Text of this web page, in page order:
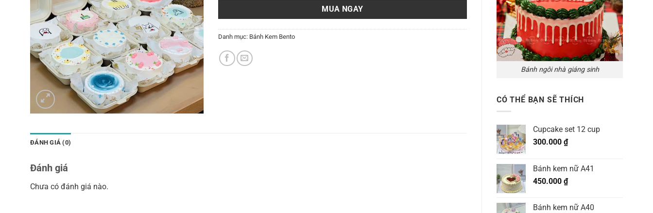
Bánh ngôi nhà giáng sinh
CÓ THỂ BẠN SẼ THÍCH
Cupcake set 12 cup
300.000 ₫
Bánh kem nữ A41
450.000 ₫
Bánh kem nữ A40
MUA NGAY
Danh mục: Bánh Kem Bento
ĐÁNH GIÁ (0)
Đánh giá
Chưa có đánh giá nào.